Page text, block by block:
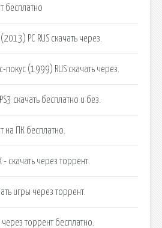
бесплатно
PC RUS скачать через.
(1999) RUS скачать через.
скачать бесплатно и без.
на ПК бесплатно.
скачать через торрент.
игры через торрент.
торрент бесплатно.